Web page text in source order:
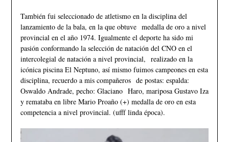
También fui seleccionado de atletismo en la disciplina del
lanzamiento de la bala, en la que obtuve medalla de oro a nivel
provincial en el año 1974. Igualmente el deporte ha sido mi
pasión conformando la selección de natación del CNO en el
intercolegial de natación a nivel provincial, realizado en la
icónica piscina El Neptuno, así mismo fuimos campeones en esta
disciplina, recuerdo a mis compañeros de postas: espalda:
Oswaldo Andrade, pecho: Glaciano Haro, mariposa Gustavo Iza
y remataba en libre Mario Proaño (+) medalla de oro en esta
competencia a nivel provincial. (ufff linda época).